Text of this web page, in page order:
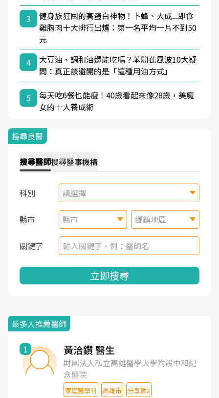
3
健身族狂囤的高蛋白神物！卜蜂、大成...即食
雞胸肉十大排行出爐：第一名平均一片不到50
元
4
大豆油、調和油還能吃嗎？苯駢芘風波10大疑
問：真正該避開的是「這種用油方式」
5
每天吃6餐也能瘦！40歲看起來像28歲，美魔
女的十大養成術
搜尋良醫
搜尋醫師搜尋醫事機構
科別 請選擇
縣市 縣市 鄉鎮地區
關鍵字
立即搜尋
最多人推薦醫師
1 黃洽鑽 醫生
財團法人私立高雄醫學大學附設中和紀
念醫院
家庭醫學科 高雄市 分享數2